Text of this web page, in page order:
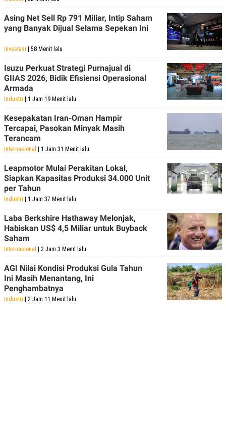
I
A
D
SITEMAP
OF
PEDOMAN
PEMBERITAAN
SIBER
PRIVACY
POLICY
Asing Net Sell Rp 791 Miliar, Intip Saham
yang Banyak Dijual Selama Sepekan Ini
Investasi | 58 Menit lalu
Isuzu Perkuat Strategi Purnajual di
GIIAS 2026, Bidik Efisiensi Operasional
Armada
Industri | 1 Jam 19 Menit lalu
Kesepakatan Iran-Oman Hampir
Tercapai, Pasokan Minyak Masih
Terancam
Internasional | 1 Jam 31 Menit lalu
Leapmotor Mulai Perakitan Lokal,
Siapkan Kapasitas Produksi 34.000 Unit
per Tahun
Industri | 1 Jam 37 Menit lalu
Laba Berkshire Hathaway Melonjak,
Habiskan US$ 4,5 Miliar untuk Buyback
Saham
Internasional | 2 Jam 3 Menit lalu
AGI Nilai Kondisi Produksi Gula Tahun
Ini Masih Menantang, Ini
Penghambatnya
Industri | 2 Jam 11 Menit lalu